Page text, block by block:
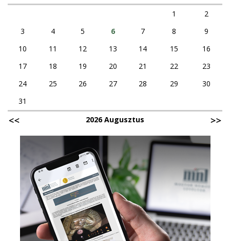
1
2
3
4 5 6 7 8
9
10
11 12 13 14 15
16
17
18 19 20 21 22
23
24
25 26 27 28 29
30
31
2026 Augusztus